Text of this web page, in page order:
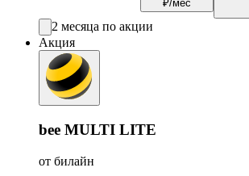
₽/мес
2 месяца по акции
Акция
bee MULTI LITE
от билайн